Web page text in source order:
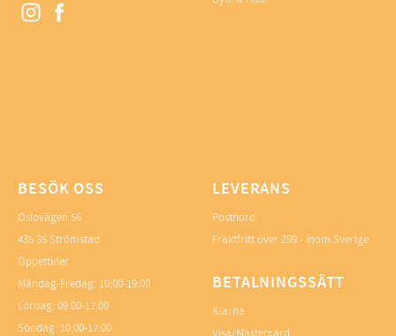
BESÖK OSS
Oslovägen 56
435 35 Strömstad
Öppettider
Måndag-Fredag: 10:00-19:00
Lördag: 09:00-17:00
Söndag: 10:00-17:00
LEVERANS
Postnord
Fraktfritt över 299.- inom Sverige
BETALNINGSSÄTT
Klarna